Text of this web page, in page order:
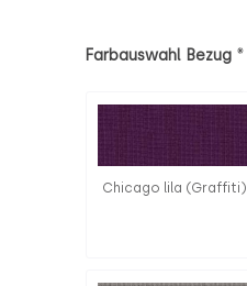
Farbauswahl Bezug *
Chicago lila (Graffiti)